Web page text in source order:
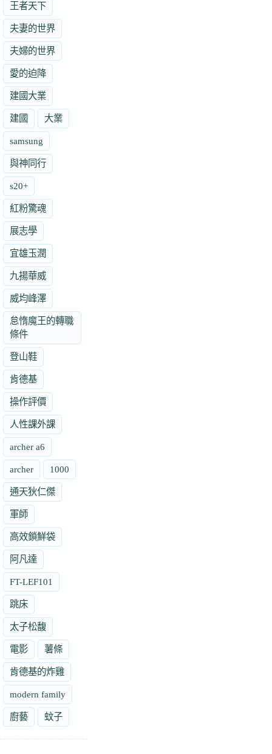
王者天下
夫妻的世界
夫婦的世界
愛的迫降
建國大業
建國 大業
samsung
與神同行
s20+
紅粉驚魂
展志學
宜雄玉潤
九揚華威
威均峰澤
怠惰魔王的轉職
條件
登山鞋
肯德基
操作評價
人性課外課
archer a6
archer 1000
通天狄仁傑
軍師
高效鎖鮮袋
阿凡達
FT-LEF101
跳床
太子松馥
電影 薯條
肯德基的炸雞
modern family
廚藝 蚊子